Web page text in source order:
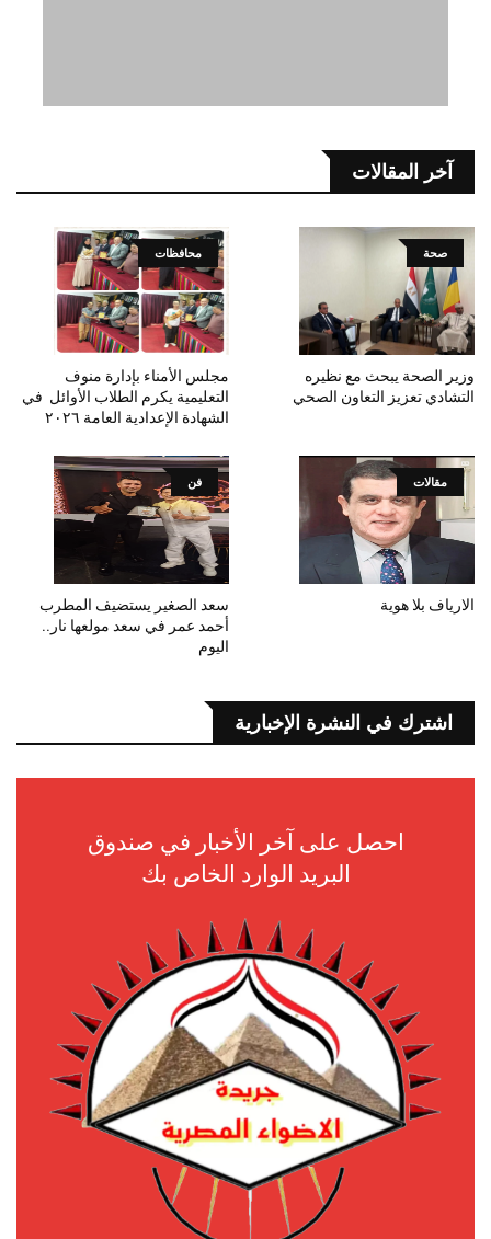
آخر المقالات
صحة
وزير الصحة يبحث مع نظيره
التشادي تعزيز التعاون الصحي
محافظات
مجلس الأمناء بإدارة منوف
التعليمية يكرم الطلاب الأوائل في
الشهادة الإعدادية العامة ٢٠٢٦
مقالات
الارياف بلا هوية
فن
سعد الصغير يستضيف المطرب
أحمد عمر في سعد مولعها نار..
اليوم
اشترك في النشرة الإخبارية
احصل على آخر الأخبار في صندوق
البريد الوارد الخاص بك